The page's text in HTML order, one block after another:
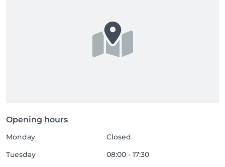
Opening hours
Monday
Closed
Tuesday
08:00 - 17:30